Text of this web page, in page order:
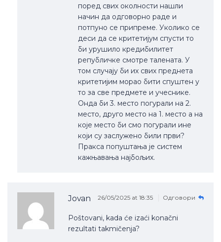
поред свих околности нашли
начин да одговорно раде и
потпуно се припреме. Уколико се
деси да се критетијум спусти то
би урушило кредибилитет
републичке смотре талената. У
том случају би их свих преднета
критетијим морао бити спуштен у
то за све предмете и учеснике.
Онда би 3. место погурали на 2.
место, друго место на 1. место а на
које место би смо погурали ине
који су заслужено били први?
Пракса попуштања је систем
кажњавања најбољих.
Jovan 26/05/2025 at 18:35 Одговори
Poštovani, kada će izaći konačni
rezultati takmičenja?